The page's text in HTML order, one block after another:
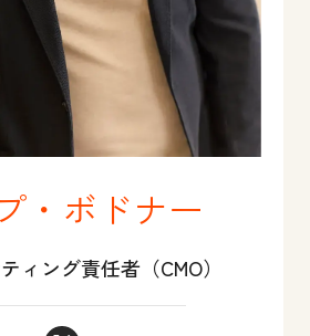
・ボドナー
ィング責任者（CMO）